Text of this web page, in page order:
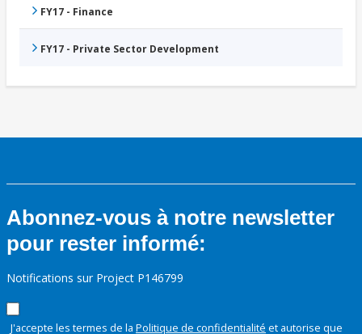
FY17 - Finance
FY17 - Private Sector Development
Abonnez-vous à notre newsletter
pour rester informé:
Notifications sur Project P146799
J'accepte les termes de la Politique de confidentialité et autorise que